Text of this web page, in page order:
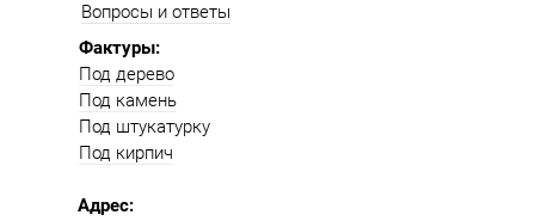
Фактуры:
Под дерево
Под камень
Под штукатурку
Под кирпич
Вопросы и ответы
Адрес: